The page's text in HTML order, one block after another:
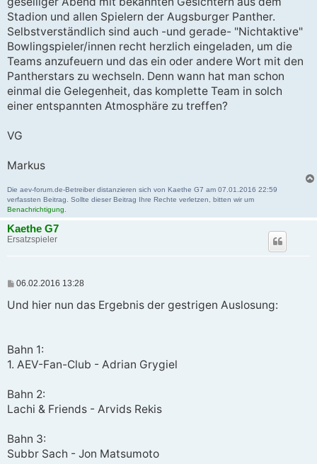
Stadion und allen Spielern der Augsburger Panther.
Selbstverständlich sind auch -und gerade- "Nichtaktive"
Bowlingspieler/innen recht herzlich eingeladen, um die
Teams anzufeuern und das ein oder andere Wort mit den
Pantherstars zu wechseln. Denn wann hat man schon
einmal die Gelegenheit, das komplette Team in solch
einer entspannten Atmosphäre zu treffen?
VG
Markus
Die aev-forum.de-Betreiber distanzieren sich von Kaethe G7 am 07.01.2016 22:59
verfassten Beitrag. Sollte dieser Beitrag Ihre Rechte verletzen, bitten wir um
Benachrichtigung
Kaethe G7
Ersatzspieler
B
i
06.02.2016 13:28
Und hier nun das Ergebnis der gestrigen Auslosung:
Bahn 1:
1. AEV-Fan-Club - Adrian Grygiel
Bahn 2:
Lachi & Friends - Arvids Rekis
Bahn 3:
Subbr Sach - Jon Matsumoto